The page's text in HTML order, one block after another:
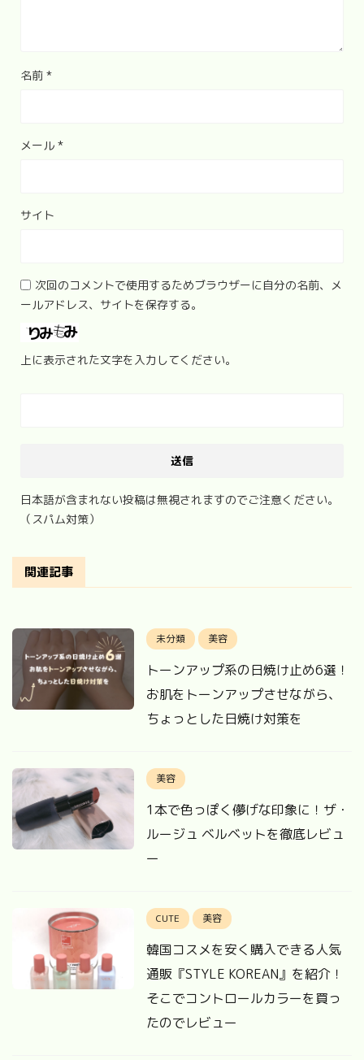
名前 *
メール *
サイト
次回のコメントで使用するためブラウザーに自分の名前、メ
ールアドレス、サイトを保存する。
上に表示された文字を入力してください。
日本語が含まれない投稿は無視されますのでご注意ください。
（スパム対策）
関連記事
未分類 美容
トーンアップ系の日焼け止め6選！
お肌をトーンアップさせながら、
ちょっとした日焼け対策を
美容
1本で色っぽく儚げな印象に！ザ・
ルージュ ベルベットを徹底レビュ
ー
CUTE 美容
韓国コスメを安く購入できる人気
通販『STYLE KOREAN』を紹介！
そこでコントロールカラーを買っ
たのでレビュー